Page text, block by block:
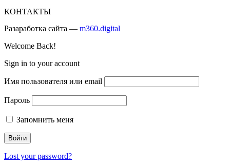
КОНТАКТЫ
Разаработка сайта — m360.digital
Welcome Back!
Sign in to your account
Имя пользователя или email
Пароль
Запомнить меня
Lost your password?